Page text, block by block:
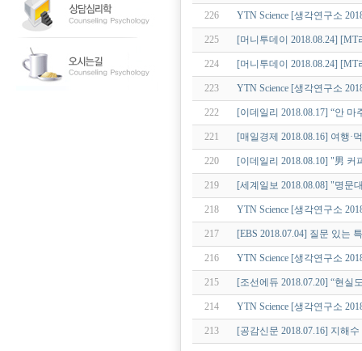
226 YTN Science [생각연구소
225 [머니투데이 2018.08.24]
224 [머니투데이 2018.08.24]
223 YTN Science [생각연구소
222 [이데일리 2018.08.17] “안
221 [매일경제 2018.08.16] 여행
220 [이데일리 2018.08.10] "男
219 [세계일보 2018.08.08] "명
218 YTN Science [생각연구소
217 [EBS 2018.07.04] 질문 있는
216 YTN Science [생각연구소
215 [조선에듀 2018.07.20] “현
214 YTN Science [생각연구소
213 [공감신문 2018.07.16] 지해